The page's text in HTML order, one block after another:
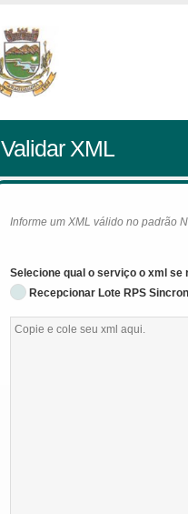
Validar XML
Informe um XML válido no padrão
Selecione qual o serviço o xml se
Recepcionar Lote RPS